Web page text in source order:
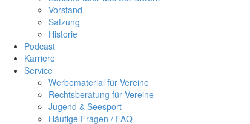
Vorstand
Satzung
Historie
Podcast
Karriere
Service
Werbematerial für Vereine
Rechtsberatung für Vereine
Jugend & Seesport
Häufige Fragen / FAQ